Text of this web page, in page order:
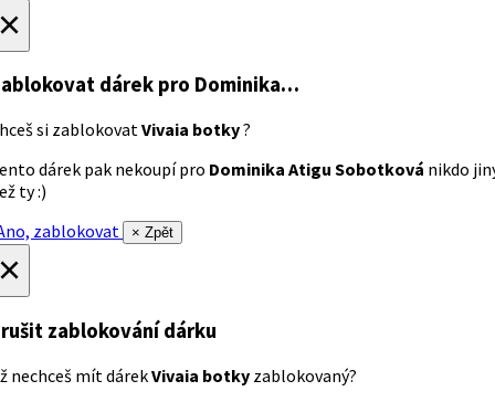
dárek pro Dominika…
si zablokovatVivaia botky?
dárek pak nekoupí pro Dominika Atigu Sobotková nikdo
ty :)
zablokovat
× Zpět
zablokování dárku
nechceš mít dárekVivaia botky zablokovaný?